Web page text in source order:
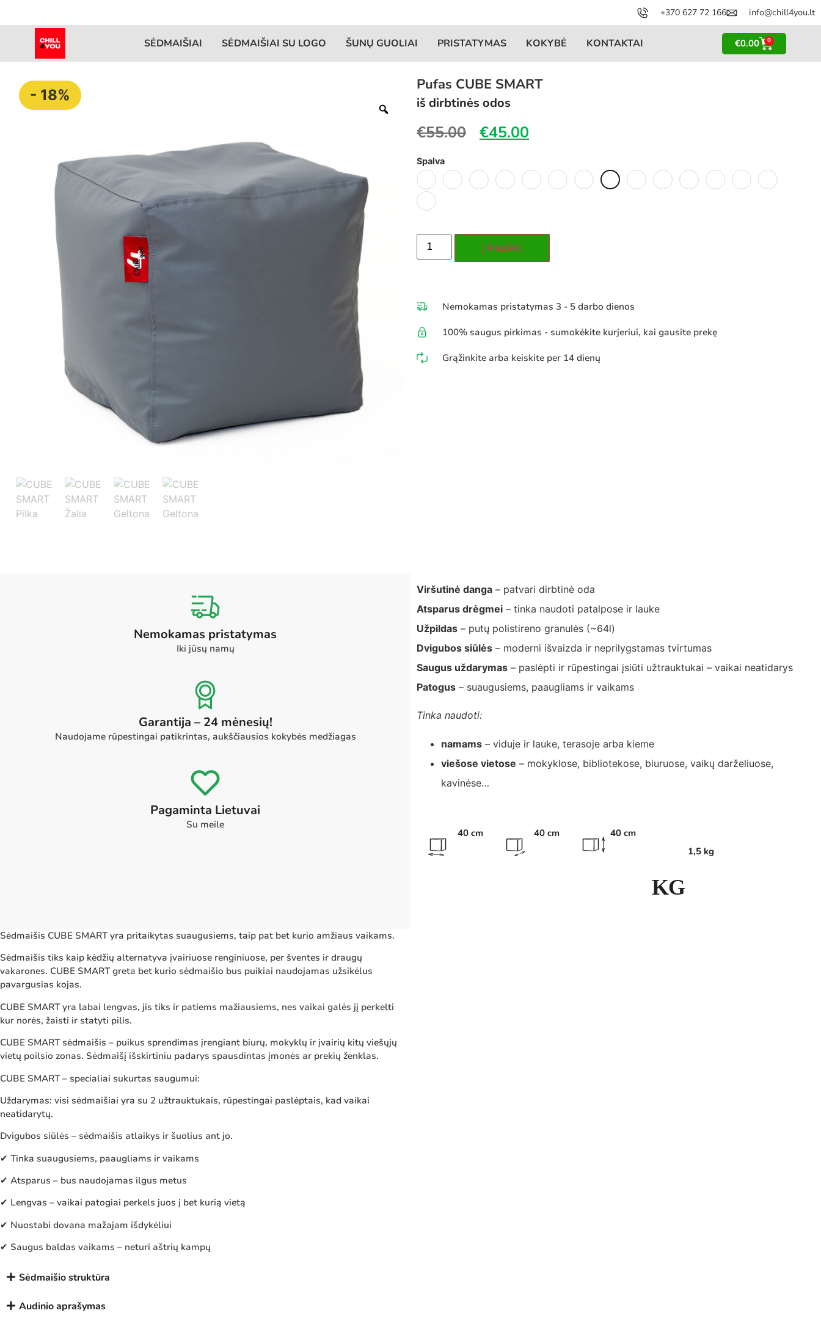
+370 627 72 166 info@chill4you.lt
SĖDMAIŠIAI SĖDMAIŠIAI SU LOGO ŠUNŲ GUOLIAI PRISTATYMAS KOKYBĖ KONTAKTAI €0.00 0
- 18%
Pufas CUBE SMART
iš dirbtinės odos
€55.00 €45.00
Spalva
Į krepšelį
Nemokamas pristatymas 3 - 5 darbo dienos
100% saugus pirkimas - sumokėkite kurjeriui, kai gausite prekę
Grąžinkite arba keiskite per 14 dienų
Nemokamas pristatymas
Iki jūsų namų
Garantija – 24 mėnesių!
Naudojame rūpestingai patikrintas, aukščiausios kokybės medžiagas
Pagaminta Lietuvai
Su meile
Viršutinė danga – patvari dirbtinė oda
Atsparus drėgmei – tinka naudoti patalpose ir lauke
Užpildas – putų polistireno granulės (~64l)
Dvigubos siūlės – moderni išvaizda ir neprilygstamas tvirtumas
Saugus uždarymas – paslėpti ir rūpestingai įsiūti užtrauktukai – vaikai neatidarys
Patogus – suaugusiems, paaugliams ir vaikams
Tinka naudoti:
namams – viduje ir lauke, terasoje arba kieme
viešose vietose – mokyklose, bibliotekose, biuruose, vaikų darželiuose,
kavinėse…
40 cm 40 cm 40 cm
KG
1,5 kg
Sėdmaišis CUBE SMART yra pritaikytas suaugusiems, taip pat bet kurio amžiaus vaikams.
Sėdmaišis tiks kaip kėdžių alternatyva įvairiuose renginiuose, per šventes ir draugų
vakarones. CUBE SMART greta bet kurio sėdmaišio bus puikiai naudojamas užsikėlus
pavargusias kojas.
CUBE SMART yra labai lengvas, jis tiks ir patiems mažiausiems, nes vaikai galės jį perkelti
kur norės, žaisti ir statyti pilis.
CUBE SMART sėdmaišis – puikus sprendimas įrengiant biurų, mokyklų ir įvairių kitų viešųjų
vietų poilsio zonas. Sėdmaišį išskirtiniu padarys spausdintas įmonės ar prekių ženklas.
CUBE SMART – specialiai sukurtas saugumui:
Uždarymas: visi sėdmaišiai yra su 2 užtrauktukais, rūpestingai paslėptais, kad vaikai
neatidarytų.
Dvigubos siūlės – sėdmaišis atlaikys ir šuolius ant jo.
✔ Tinka suaugusiems, paaugliams ir vaikams
✔ Atsparus – bus naudojamas ilgus metus
✔ Lengvas – vaikai patogiai perkels juos į bet kurią vietą
✔ Nuostabi dovana mažajam išdykėliui
✔ Saugus baldas vaikams – neturi aštrių kampų
Sėdmaišio struktūra
Audinio aprašymas